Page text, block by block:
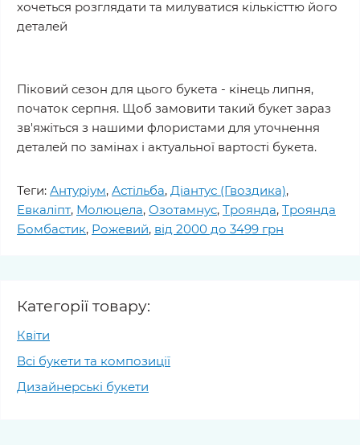
хочеться розглядати та милуватися кількісттю його
деталей
Піковий сезон для цього букета - кінець липня,
початок серпня. Щоб замовити такий букет зараз
зв'яжіться з нашими флористами для уточнення
деталей по замінах і актуальної вартості букета.
Теги: Антуріум, Астільба, Діантус (Гвоздика),
Евкаліпт, Молюцела, Озотамнус, Троянда, Троянда
Бомбастик, Рожевий, від 2000 до 3499 грн
Категорії товару:
Квіти
Всі букети та композиції
Дизайнерські букети